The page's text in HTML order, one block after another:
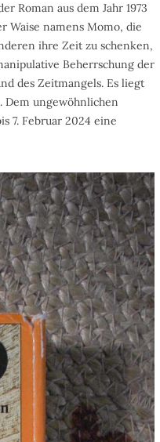
Roman aus dem Jahr 1973
Waise namens Momo, die
ihre Zeit zu schenken,
Beherrschung der
des Zeitmangels. Es liegt
ungewöhnlichen
7. Februar 2024 eine